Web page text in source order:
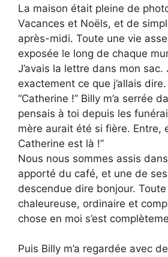
La maison était pleine de
Vacances et Noëls, et de
après-midi. Toute une vie
exposée le long de chaque
J’avais la lettre dans mon sac.
exactement ce que j’allais dire.
“Catherine !” Billy m’a serrée
pensais à toi depuis les
mère aurait été si fière. Entre,
Catherine est là !”
Nous nous sommes assis
apporté du café, et une de
descendue dire bonjour.
chaleureuse, ordinaire et
chose en moi s’est
Puis Billy m’a regardée avec